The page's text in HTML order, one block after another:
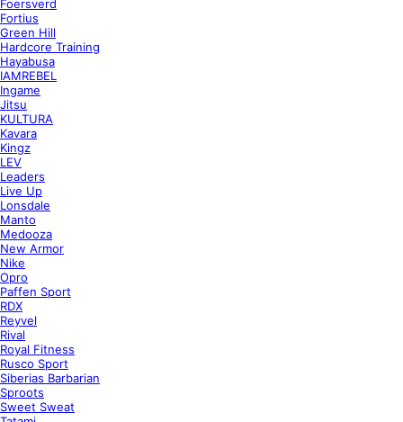
Foersverd
Fortius
Green Hill
Hardcore Training
Hayabusa
IAMREBEL
Ingame
Jitsu
KULTURA
Kavara
Kingz
LEV
Leaders
Live Up
Lonsdale
Manto
Medooza
New Armor
Nike
Opro
Paffen Sport
RDX
Reyvel
Rival
Royal Fitness
Rusco Sport
Siberias Barbarian
Sproots
Sweet Sweat